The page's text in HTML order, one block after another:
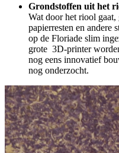
Grondstoffen uit het
Wat door het riool
papierresten en andere
op de Floriade slim
grote 3D-printer
nog eens innovatief
nog onderzocht.